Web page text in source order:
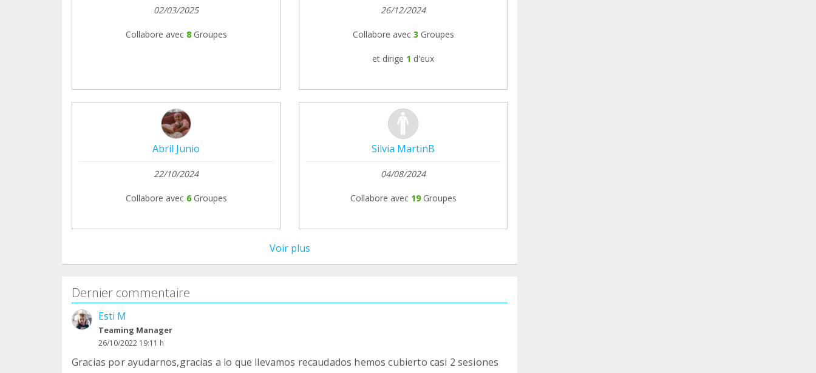
02/03/2025
Collabore avec 8 Groupes
26/12/2024
Collabore avec 3 Groupes
et dirige 1 d'eux
Abril Junio
22/10/2024
Collabore avec 6 Groupes
Silvia MartinB
04/08/2024
Collabore avec 19 Groupes
Voir plus
Dernier commentaire
Esti M
Teaming Manager
26/10/2022 19:11 h
Gracias por ayudarnos,gracias a lo que llevamos recaudados hemos cubierto casi 2 sesiones